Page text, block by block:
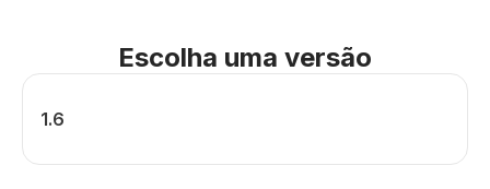
Escolha uma versão
1.6